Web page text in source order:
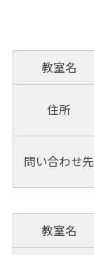
教室名
住所
問い合わせ先
教室名